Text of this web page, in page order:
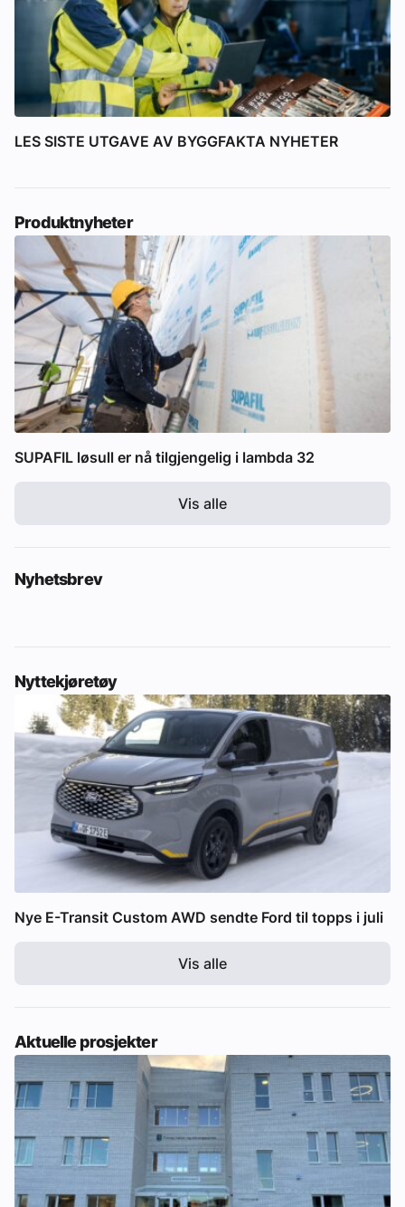
LES SISTE UTGAVE AV BYGGFAKTA NYHETER
Produktnyheter
SUPAFIL løsull er nå tilgjengelig i lambda 32
Vis alle
Nyhetsbrev
Nyttekjøretøy
Nye E-Transit Custom AWD sendte Ford til topps i juli
Vis alle
Aktuelle prosjekter